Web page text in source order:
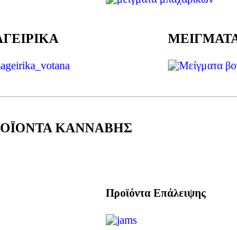
ΚΑΝΝΑΒΗΣ
Προϊόντα Επάλειψης